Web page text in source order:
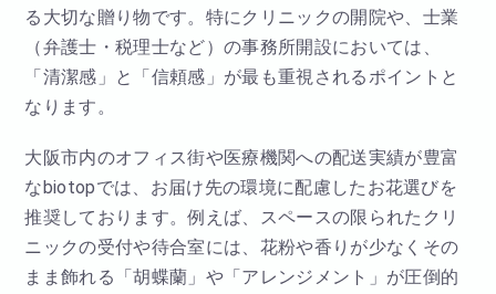
る大切な贈り物です。特にクリニックの開院や、士業
（弁護士・税理士など）の事務所開設においては、
「清潔感」と「信頼感」が最も重視されるポイントと
なります。
大阪市内のオフィス街や医療機関への配送実績が豊富
なbiotopでは、お届け先の環境に配慮したお花選びを
推奨しております。例えば、スペースの限られたクリ
ニックの受付や待合室には、花粉や香りが少なくその
まま飾れる「胡蝶蘭」や「アレンジメント」が圧倒的